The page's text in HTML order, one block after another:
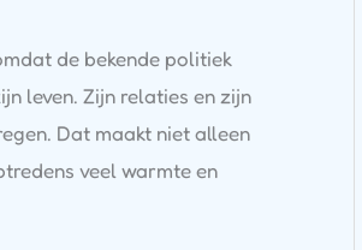
de bekende politiek
leven. Zijn relaties en zijn
Dat maakt niet alleen
veel warmte en